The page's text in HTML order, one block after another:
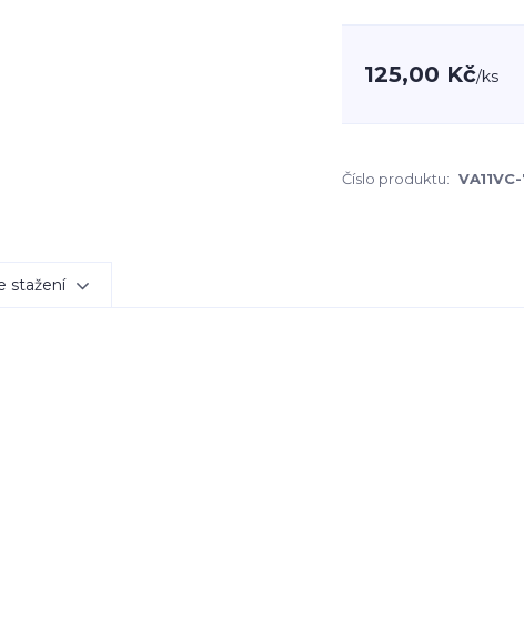
125,00 Kč/ks
Číslo produktu:
stažení